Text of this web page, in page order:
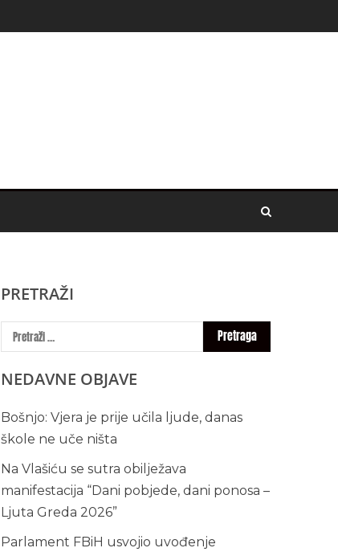
PRETRAŽI
NEDAVNE OBJAVE
Bošnjo: Vjera je prije učila ljude, danas
škole ne uče ništa
Na Vlašiću se sutra obilježava
manifestacija “Dani pobjede, dani ponosa –
Ljuta Greda 2026”
Parlament FBiH usvojio uvođenje